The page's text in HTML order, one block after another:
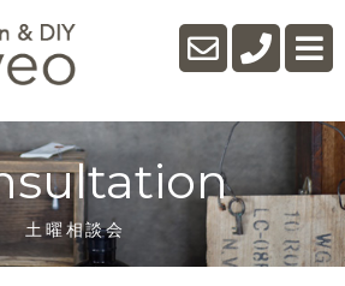
土曜相談会